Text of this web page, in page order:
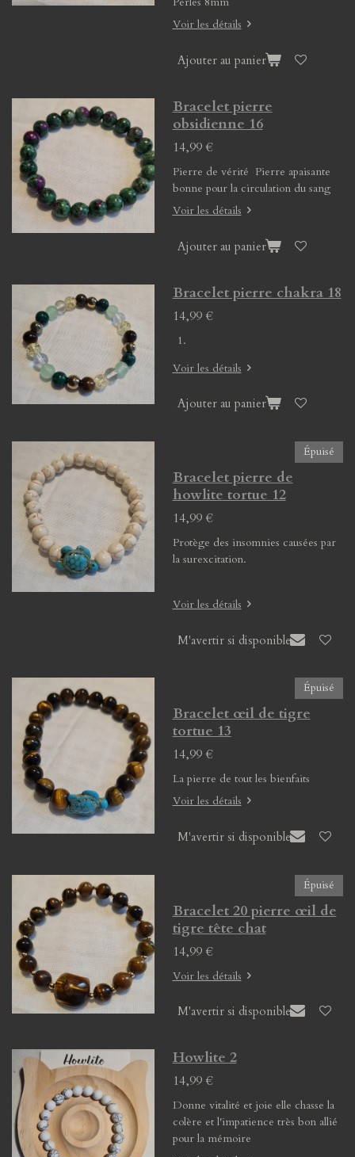
Voir les détails
Ajouter au panier
Bracelet pierre
obsidienne 16
14,99 €
Pierre de vérité Pierre apaisante
bonne pour la circulation du sang
Voir les détails
Ajouter au panier
Bracelet pierre chakra 18
14,99 €
Voir les détails
Ajouter au panier
Épuisé
Bracelet pierre de
howlite tortue 12
14,99 €
Protège des insomnies causées par
la surexcitation.
Voir les détails
M'avertir si disponible
Épuisé
Bracelet œil de tigre
tortue 13
14,99 €
La pierre de tout les bienfaits
Voir les détails
M'avertir si disponible
Épuisé
Bracelet 20 pierre œil de
tigre tête chat
14,99 €
Voir les détails
M'avertir si disponible
Howlite 2
14,99 €
Donne vitalité et joie elle chasse la
colère et l'impatience très bon allié
pour la mémoire